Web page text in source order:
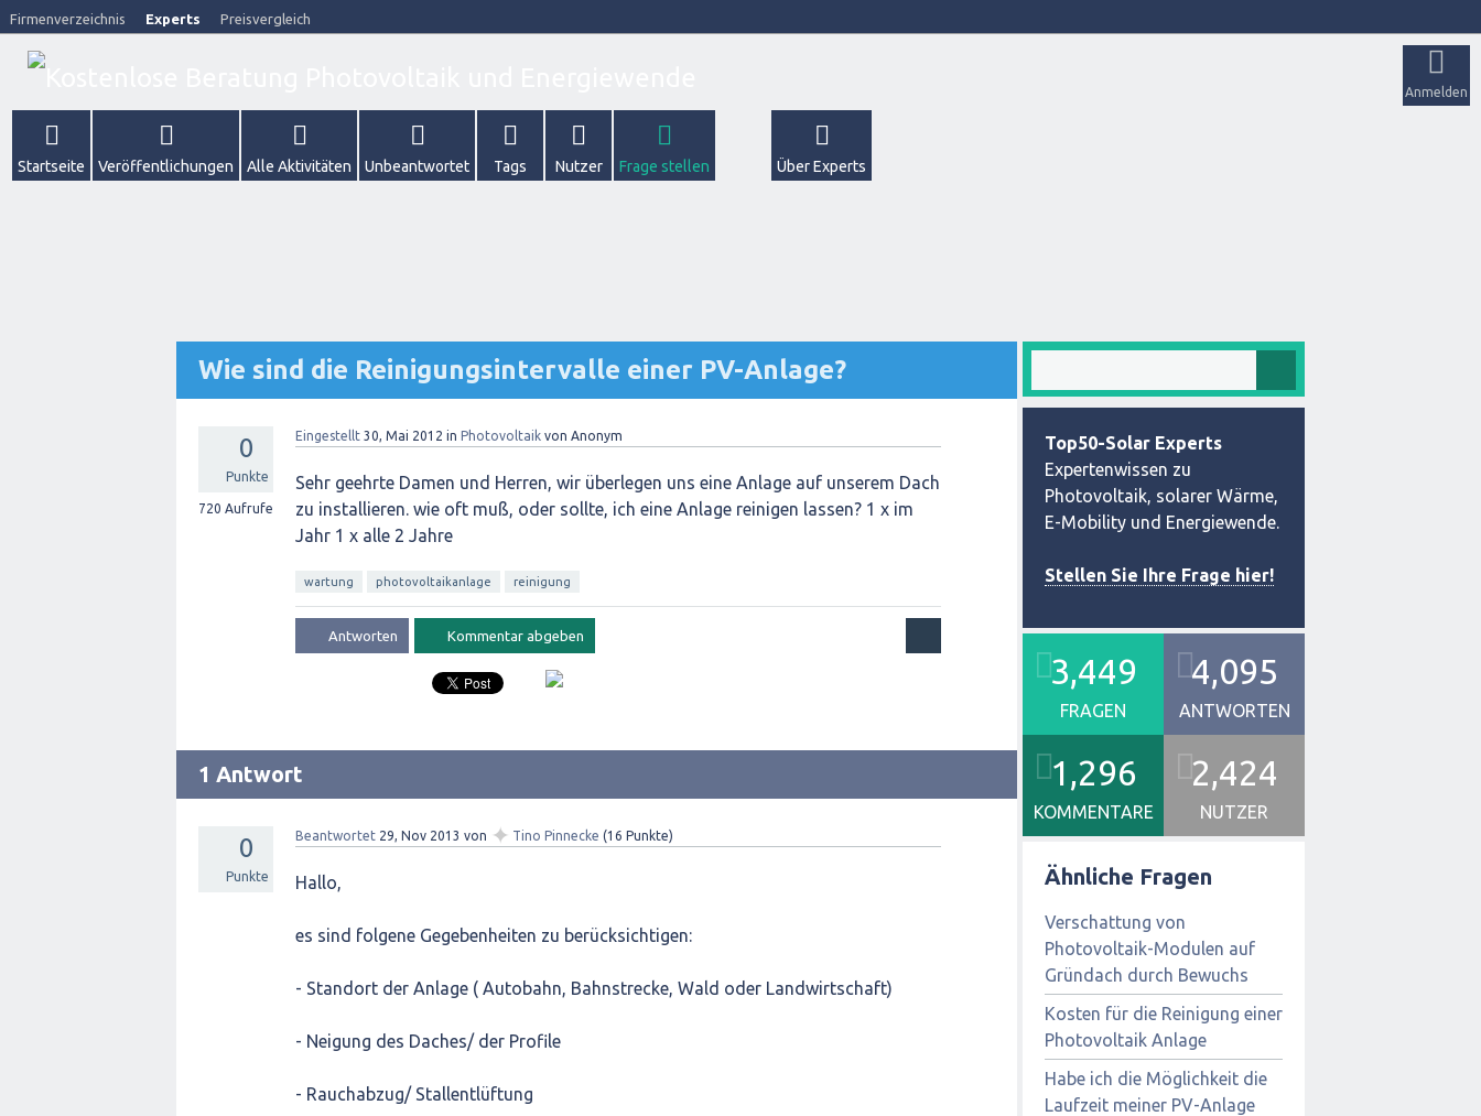
Firmenverzeichnis Experts Preisvergleich
Anmelden
Startseite Veröffentlichungen Alle Aktivitäten Unbeantwortet Tags Nutzer Frage stellen Über Experts
Wie sind die Reinigungsintervalle einer PV-Anlage?
0
Punkte
720 Aufrufe
Eingestellt 30, Mai 2012 in Photovoltaik von Anonym
Sehr geehrte Damen und Herren, wir überlegen uns eine Anlage auf unserem Dach
zu installieren. wie oft muß, oder sollte, ich eine Anlage reinigen lassen? 1 x im
Jahr 1 x alle 2 Jahre
wartung photovoltaikanlage reinigung
1 Antwort
0
Punkte
Beantwortet 29, Nov 2013 von ✦ Tino Pinnecke (16 Punkte)
Hallo,
es sind folgene Gegebenheiten zu berücksichtigen:
- Standort der Anlage ( Autobahn, Bahnstrecke, Wald oder Landwirtschaft)
- Neigung des Daches/ der Profile
- Rauchabzug/ Stallentlüftung
Top50-Solar Experts
Expertenwissen zu
Photovoltaik, solarer Wärme,
E-Mobility und Energiewende.
Stellen Sie Ihre Frage hier!
3,449
FRAGEN
4,095
ANTWORTEN
1,296
KOMMENTARE
2,424
NUTZER
Ähnliche Fragen
Verschattung von
Photovoltaik-Modulen auf
Gründach durch Bewuchs
Kosten für die Reinigung einer
Photovoltaik Anlage
Habe ich die Möglichkeit die
Laufzeit meiner PV-Anlage